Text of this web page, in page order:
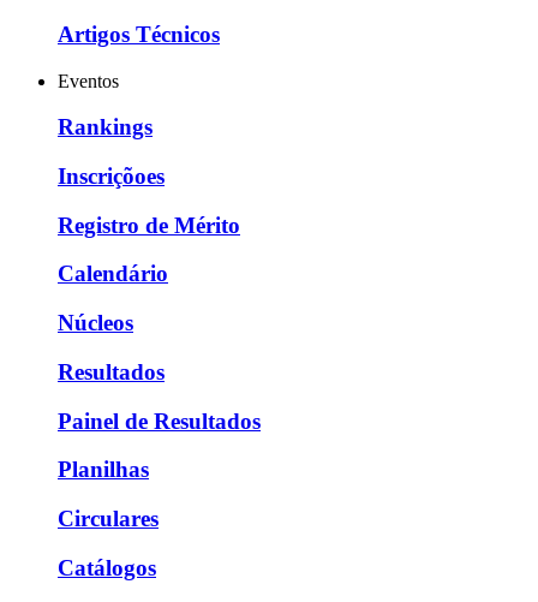
Artigos Técnicos
Eventos
Rankings
Inscriçõoes
Registro de Mérito
Calendário
Núcleos
Resultados
Painel de Resultados
Planilhas
Circulares
Catálogos